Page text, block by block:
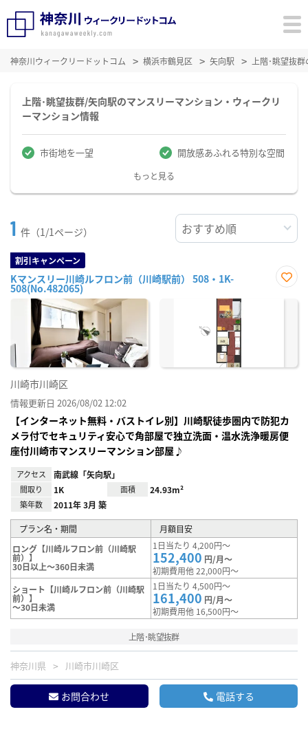
神奈川ウィークリードットコム 横浜市鶴見区 矢向駅 上階･眺望抜
上階･眺望抜群/矢向駅のマンスリーマンション・ウィークリ
ーマンション情報
市街地を一望 開放感あふれる特別な空間
もっと見る
1 件（1/1ページ）
割引キャンペーン
Kマンスリー川崎ルフロン前（川崎駅前） 508・1K-
508(No.482065)
に入
川崎市川崎区
情報更新日 2026/08/02 12:02
【インターネット無料・バストイレ別】川崎駅徒歩圏内で防犯カ
メラ付でセキュリティ安心で角部屋で独立洗面・温水洗浄暖房便
座付川崎市マンスリーマンション部屋♪
アクセス 南武線「矢向駅」
間取り 1K 面積 24.93m²
築年数 2011年 3月 築
プラン名・期間
月額目安
ロング【川崎ルフロン前（川崎駅
前）】
30日以上～360日未満
1日当たり 4,200円～
152,400 円/月～
初期費用他 22,000円～
ショート【川崎ルフロン前（川崎駅
前）】
～30日未満
1日当たり 4,500円～
161,400 円/月～
初期費用他 16,500円～
上階･眺望抜群
神奈川県 川崎市川崎区
お問合わせ 電話する